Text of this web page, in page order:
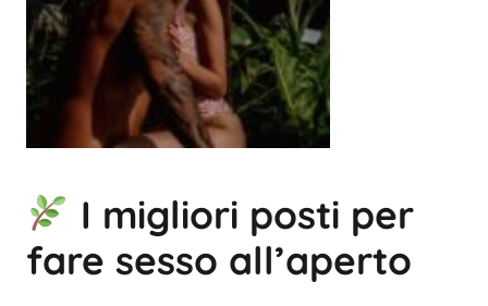
I migliori posti per
fare sesso all’aperto